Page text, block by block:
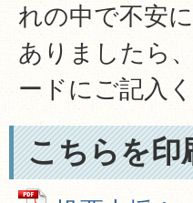
れの中で不安
ありましたら
ードにご記入
こちらを印